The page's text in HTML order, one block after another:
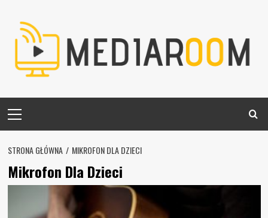
content
Menu
STRONA GŁÓWNA MIKROFON DLA DZIECI
Mikrofon Dla Dzieci